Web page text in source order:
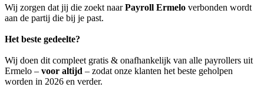
Wij zorgen dat jij die zoekt naarPayroll Ermelo verbonden wordt
aan de partij die bij je past.
Het beste gedeelte?
Wij doen dit compleet gratis & onafhankelijk van alle payrollers uit
Ermelo – voor altijd – zodat onze klanten het beste geholpen
worden in 2026 en verder.